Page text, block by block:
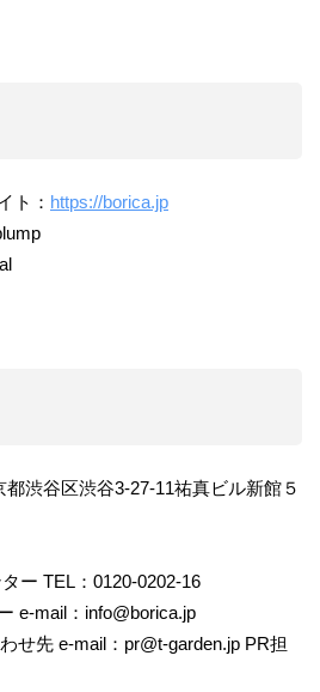
ト： https://borica.jp
都渋谷区渋谷3-27-11祐真ビル新館５
ー TEL：0120-0202-16
e-mail：info@borica.jp
せ先 e-mail：pr@t-garden.jp PR担